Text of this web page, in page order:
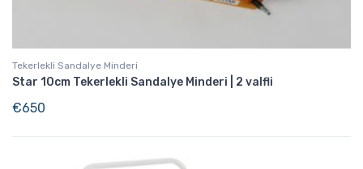
Tekerlekli Sandalye Minderi
Star 10cm Tekerlekli Sandalye Minderi | 2 valfli
€650